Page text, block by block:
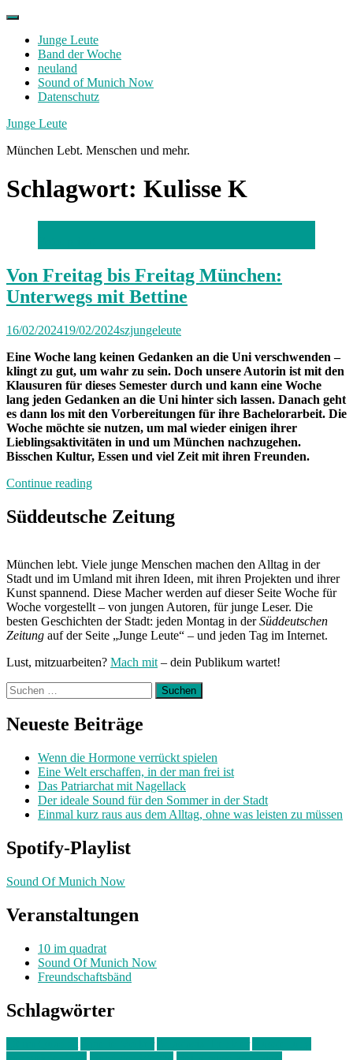
Skip
contentJunge Leute
Band der Woche
neuland
Sound of Munich Now
Datenschutz
Facebook
Twitter
Instagram
Junge Leute
München Lebt. Menschen und mehr.
Schlagwort: Kulisse K
Von Freitag bis Freitag München:
Unterwegs mit Bettine
16/02/202419/02/2024szjungeleute
Eine Woche lang keinen Gedanken an die Uni verschwenden –
klingt zu gut, um wahr zu sein. Doch unsere Autorin ist mit den
Klausuren für dieses Semester durch und kann eine Woche
lang jeden Gedanken an die Uni hinter sich lassen. Danach geht
es dann los mit den Vorbereitungen für ihre Bachelorarbeit. Die
Woche möchte sie nutzen, um mal wieder einigen ihrer
Lieblingsaktivitäten in und um München nachzugehen.
Bisschen Kultur, Essen und viel Zeit mit ihren Freunden.
Continue reading„Von
bis
Freitag
mit
Bettine“
Süddeutsche Zeitung
München lebt. Viele junge Menschen machen den Alltag in der
Stadt und im Umland mit ihren Ideen, mit ihren Projekten und ihrer
Kunst spannend. Diese Macher werden auf dieser Seite Woche für
Woche vorgestellt – von jungen Autoren, für junge Leser. Die
besten Geschichten der Stadt: jeden Montag in derSüddeutschen
Zeitung auf der Seite „Junge Leute“ – und jeden Tag im Internet.
Lust, mitzuarbeiten? Mach mit – dein Publikum wartet!
Suchen
nach:
Neueste Beiträge
Wenn die Hormone verrückt spielen
Eine Welt erschaffen, in der man frei ist
Das Patriarchat mit Nagellack
Der ideale Sound für den Sommer in der Stadt
Einmal kurz raus aus dem Alltag, ohne was leisten zu müssen
Spotify-Playlist
Sound Of Munich Now
Veranstaltungen
10 im quadrat
Sound Of Munich Now
Freundschaftsbänd
Schlagwörter